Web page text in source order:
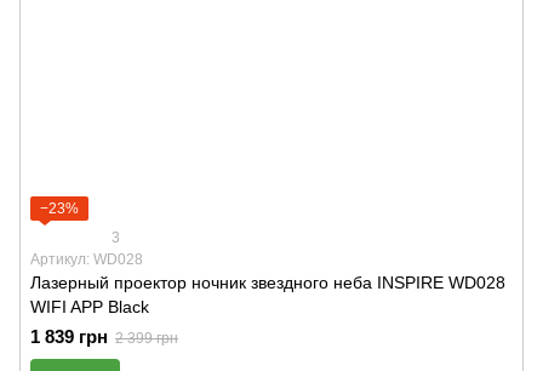
−23%
3
Артикул: WD028
Лазерный проектор ночник звездного неба INSPIRE WD028
WIFI APP Black
1 839 грн 2 399 грн